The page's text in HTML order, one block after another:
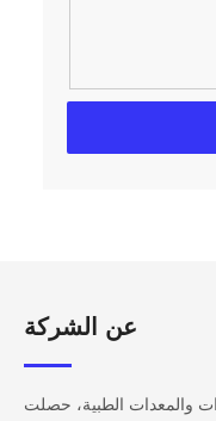
عن الشركة​​​​​​
والمعدات الطبية، حصلت